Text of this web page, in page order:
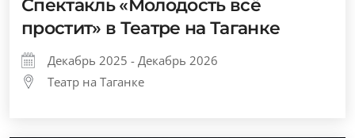
Спектакль «Молодость всё
простит» в Театре на Таганке
Декабрь 2025 - Декабрь 2026
Театр на Таганке